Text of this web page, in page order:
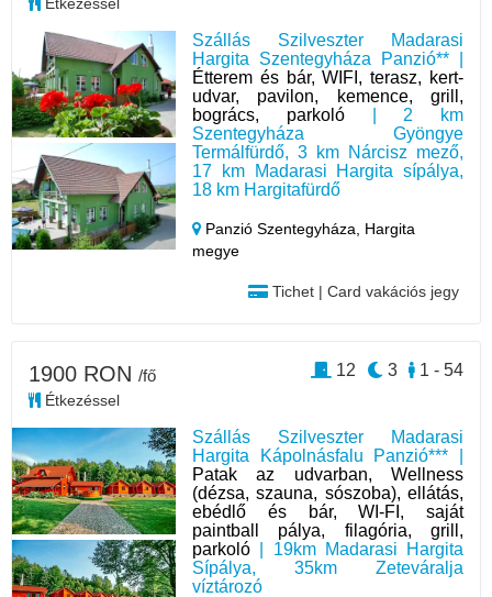
Szállás Szilveszter Madarasi
Hargita Szentegyháza Panzió** |
Étterem és bár, WIFI, terasz, kert-
udvar, pavilon, kemence, grill,
bogrács, parkoló| 2 km
Szentegyháza Gyöngye
Termálfürdő, 3 km Nárcisz mező,
17 km Madarasi Hargita sípálya,
18 km Hargitafürdő
Panzió Szentegyháza, Hargita
megye
Tichet | Card vakációs jegy
Szállás Szilveszter Madarasi
Hargita Kápolnásfalu Panzió*** |
Patak az udvarban, Wellness
(dézsa, szauna, sószoba), ellátás,
ebédlő és bár, WI-FI, saját
paintball pálya, filagória, grill,
parkoló | 19km Madarasi Hargita
Sípálya, 35km Zeteváralja
víztározó
1900 RON /fő
Étkezéssel
1 - 54
3
12